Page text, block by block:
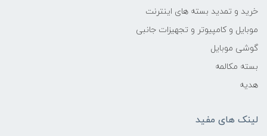
خرید و تمدید بسته های اینترنت
موبایل و کامپیوتر و تجهیزات جانبی
گوشی موبایل
بسته مکالمه
هدیه
لینک های مفید